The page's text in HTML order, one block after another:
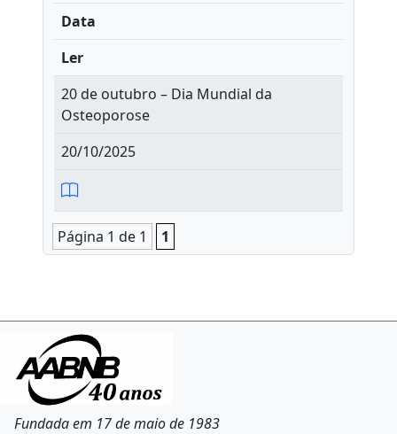
Data
Ler
20 de outubro – Dia Mundial da
Osteoporose
20/10/2025
Página 1 de 1 1
Fundada em 17 de maio de 1983